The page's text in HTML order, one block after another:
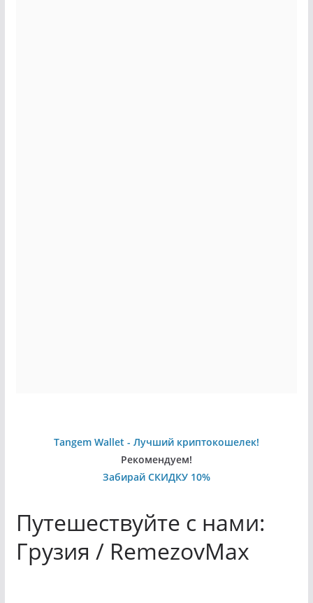
Tangem Wallet - Лучший криптокошелек!
Рекомендуем!
Забирай СКИДКУ 10%
Путешествуйте с нами:
Грузия / RemezovMax